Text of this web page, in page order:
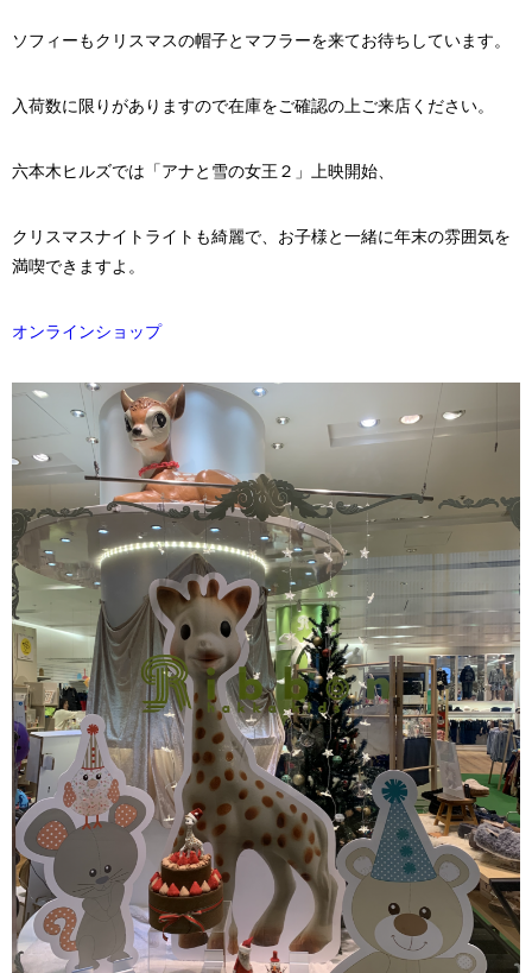
ソフィーもクリスマスの帽子とマフラーを来てお待ちしています。
入荷数に限りがありますので在庫をご確認の上ご来店ください。
六本木ヒルズでは「アナと雪の女王２」上映開始、
クリスマスナイトライトも綺麗で、お子様と一緒に年末の雰囲気を
満喫できますよ。
オンラインショップ